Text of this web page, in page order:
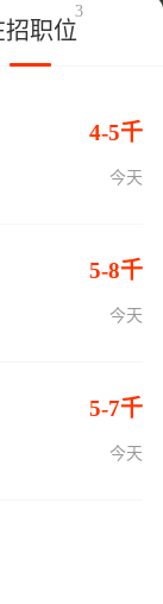
招职位
3
4-5千
今天
5-8千
今天
5-7千
今天